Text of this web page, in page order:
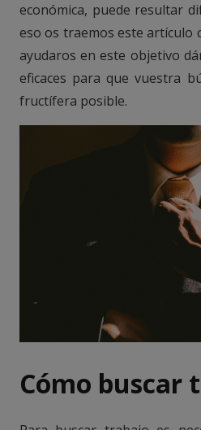
económica, puede resultar
eso os traemos este artículo
ayudaros en este objetivo
eficaces para que vuestra
fructífera posible.
Cómo buscar